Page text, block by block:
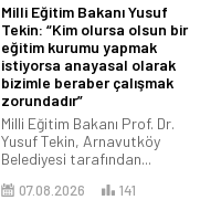
Milli Eğitim Bakanı Yusuf
Tekin: “Kim olursa olsun bir
eğitim kurumu yapmak
istiyorsa anayasal olarak
bizimle beraber çalışmak
zorundadır”
Milli Eğitim Bakanı Prof. Dr.
Yusuf Tekin, Arnavutköy
Belediyesi tarafından...
07.08.2026 141